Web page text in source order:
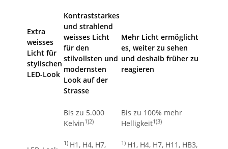
Extra
weisses
Licht für
stylischen
LED-Look
Kontraststarkes
und strahlend
weisses Licht
für den
stilvollsten und
modernsten
Look auf der
Strasse
Mehr Licht ermöglicht
es, weiter zu sehen
und deshalb früher zu
reagieren
Bis zu 5.000
Kelvin1)2)
1) H1, H4, H7,
Bis zu 100% mehr
Helligkeit1)3)
1) H1, H4, H7, H11, HB3,